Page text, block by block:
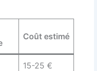
Coût estimé
15-25 €